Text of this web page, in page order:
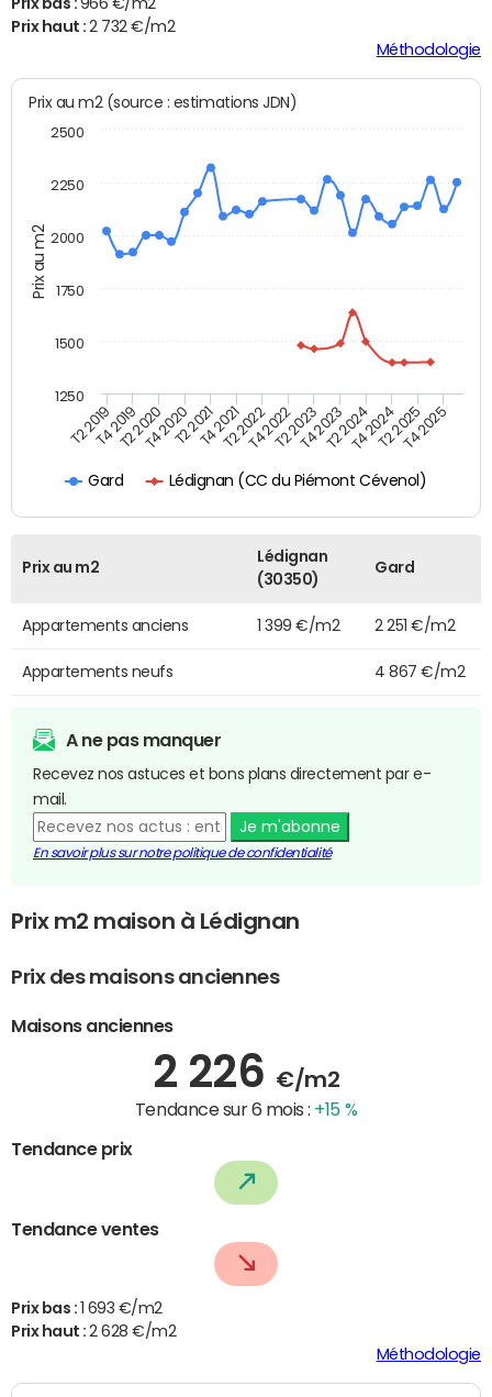
Prix haut :2 732 €/m2
Méthodologie
Prix au m2
Prix au m2 (source : estimations JDN)
Gard Lédignan (CC du Piémont Cévenol)
T2 2019T4 2019T2 2020T4 2020T2 2021T4 2021T2 2022T4 2022T2 2023T4 2023T2 2024T4 2024T2 2025T4 2025
1250
1500
1750
2000
2250
2500
Prix au m2
Lédignan
(30350)
Gard
Appartements anciens 1 399 €/m2 2 251 €/m2
Appartements neufs 4 867 €/m2
A ne pas manquer
Recevez nos astuces et bons plans directement par e-
mail.
Je m'abonne
En savoir plus sur notre politique de confidentialité
Prix m2 maison à Lédignan
Prix des maisons anciennes
Maisons anciennes
2 226 €/m2
Tendance sur 6 mois : +15 %
Tendance prix
Tendance ventes
Prix bas :
1 693 €/m2
Prix haut :2 628 €/m2
Méthodologie